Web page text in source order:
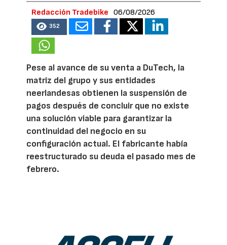
Redacción Tradebike 06/08/2026
352
Pese al avance de su venta a DuTech, la
matriz del grupo y sus entidades
neerlandesas obtienen la suspensión de
pagos después de concluir que no existe
una solución viable para garantizar la
continuidad del negocio en su
configuración actual. El fabricante había
reestructurado su deuda el pasado mes de
febrero.